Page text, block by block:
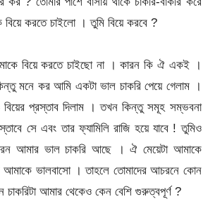
বিয়ে করতে চাইলো । তুমি বিয়ে করবে ?
বিয়ে করতে চাইছো না । কারন কি ঐ একই ।
মনে কর আমি একটা ভাল চাকরি পেয়ে গেলাম ।
বিয়ের প্রস্তাব দিলাম । তখন কিন্তু সমূহ সম্ভবনা
সে এবং তার ফ্যামিলি রাজি হয়ে যাবে ! তুমিও
আমার ভাল চাকরি আছে । ঐ মেয়েটা আমাকে
আমাকে ভালবাসো । তাহলে তোমাদের আচরনে কোন
আমার থেকেও কেন বেশি গুরুত্বপূর্ণ ?